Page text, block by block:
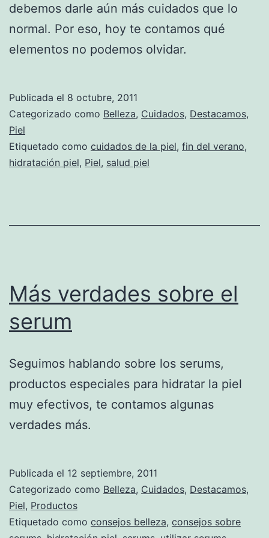
debemos darle aún más cuidados que lo
normal. Por eso, hoy te contamos qué
elementos no podemos olvidar.
Publicada el 8 octubre, 2011
Categorizado como Belleza, Cuidados, Destacamos,
Piel
Etiquetado como cuidados de la piel, fin del verano,
hidratación piel, Piel, salud piel
Más verdades sobre el
serum
Seguimos hablando sobre los serums,
productos especiales para hidratar la piel
muy efectivos, te contamos algunas
verdades más.
Publicada el 12 septiembre, 2011
Categorizado como Belleza, Cuidados, Destacamos,
Piel, Productos
Etiquetado como consejos belleza, consejos sobre